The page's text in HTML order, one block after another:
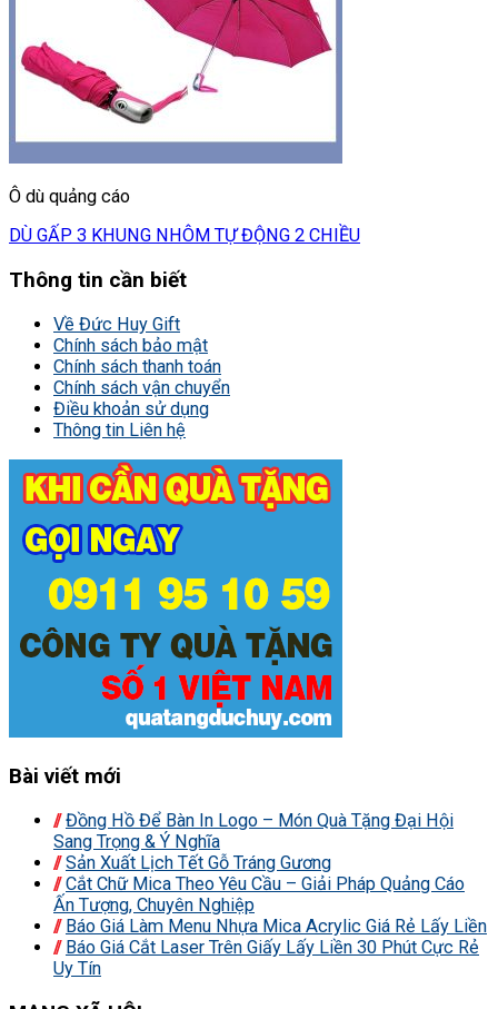
Ô dù quảng cáo
DÙ GẤP 3 KHUNG NHÔM TỰ ĐỘNG 2 CHIỀU
Thông tin cần biết
Về Đức Huy Gift
Chính sách bảo mật
Chính sách thanh toán
Chính sách vận chuyển
Điều khoản sử dụng
Thông tin Liên hệ
Bài viết mới
Đồng Hồ Để Bàn In Logo – Món Quà Tặng Đại Hội
Sang Trọng & Ý Nghĩa
Sản Xuất Lịch Tết Gỗ Tráng Gương
Cắt Chữ Mica Theo Yêu Cầu – Giải Pháp Quảng Cáo
Ấn Tượng, Chuyên Nghiệp
Báo Giá Làm Menu Nhựa Mica Acrylic Giá Rẻ Lấy Liền
Báo Giá Cắt Laser Trên Giấy Lấy Liền 30 Phút Cực Rẻ
Uy Tín